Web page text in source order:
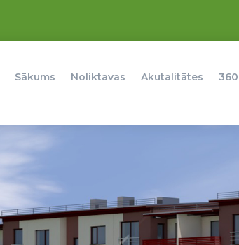
Sākums Noliktavas Akutalitātes